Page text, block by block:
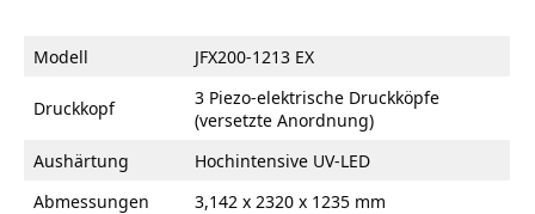
Modell JFX200-1213 EX
Druckkopf
3 Piezo-elektrische Druckköpfe
(versetzte Anordnung)
Aushärtung
Hochintensive UV-LED
Abmessungen
3,142 x 2320 x 1235 mm